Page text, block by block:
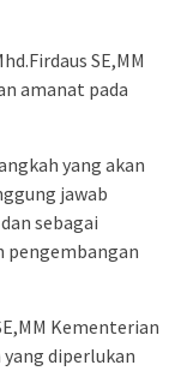
SE,MM
amanat pada
yang akan
jawab
sebagai
pengembangan
Kementerian
diperlukan